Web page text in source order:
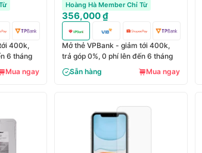
400k,
6 tháng
Mua ngay
Hoàng Hà Member Chỉ Từ
356,000 ₫
Mở thẻ VPBank - giảm tới 400k,
trả góp 0%, 0 phí lên đến 6 tháng
Sẵn hàng
Mua ngay